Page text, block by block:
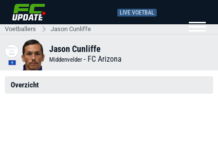
LIVE VOETBAL
Voetballers Jason Cunliffe
Jason Cunliffe
Middenvelder - FC Arizona
Overzicht